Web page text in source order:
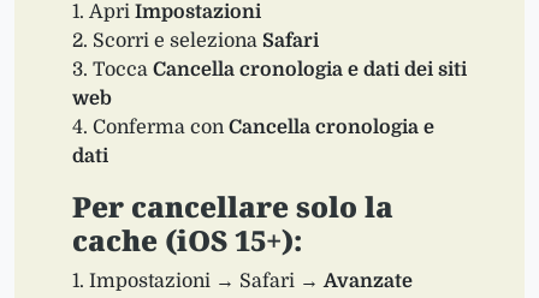
Apri Impostazioni
Scorri e seleziona Safari
Tocca Cancella cronologia e dati dei siti
web
Conferma con Cancella cronologia e
dati
Per cancellare solo la
cache (iOS 15+):
Impostazioni → Safari →Avanzate